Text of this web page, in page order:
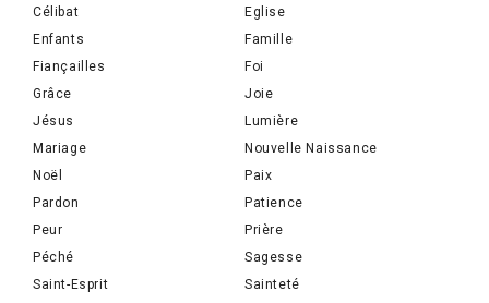
Célibat
Eglise
Enfants
Famille
Fiançailles
Foi
Grâce
Joie
Jésus
Lumière
Mariage
Nouvelle Naissance
Noël
Paix
Pardon
Patience
Peur
Prière
Péché
Sagesse
Saint-Esprit
Sainteté